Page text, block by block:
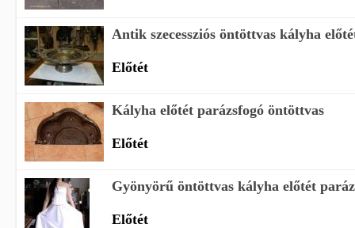
Antik szecessziós öntöttvas kályha
Előtét
Kályha előtét parázsfogó öntöttvas
Előtét
Gyönyörű öntöttvas kályha előtét
Előtét